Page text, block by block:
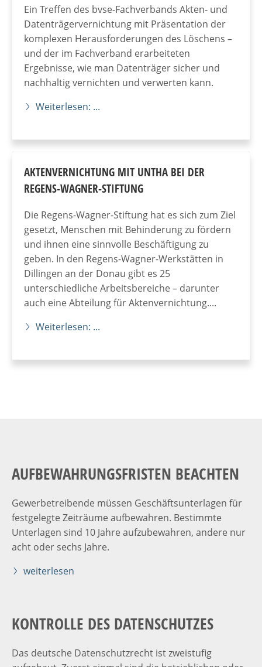
Ein Treffen des bvse-Fachverbands Akten- und
Datenträgervernichtung mit Präsentation der
komplexen Herausforderungen des Löschens –
und der im Fachverband erarbeiteten
Ergebnisse, wie man Datenträger sicher und
nachhaltig vernichten und verwerten kann.
Weiterlesen: ...
AKTENVERNICHTUNG MIT UNTHA BEI DER
REGENS-WAGNER-STIFTUNG
Die Regens-Wagner-Stiftung hat es sich zum Ziel
gesetzt, Menschen mit Behinderung zu fördern
und ihnen eine sinnvolle Beschäftigung zu
geben. In den Regens-Wagner-Werkstätten in
Dillingen an der Donau gibt es 25
unterschiedliche Arbeitsbereiche – darunter
auch eine Abteilung für Aktenvernichtung....
Weiterlesen: ...
AUFBEWAHRUNGSFRISTEN BEACHTEN
Gewerbetreibende müssen Geschäftsunterlagen für
festgelegte Zeiträume aufbewahren. Bestimmte
Unterlagen sind 10 Jahre aufzubewahren, andere nur
acht oder sechs Jahre.
weiterlesen
KONTROLLE DES DATENSCHUTZES
Das deutsche Datenschutzrecht ist zweistufig